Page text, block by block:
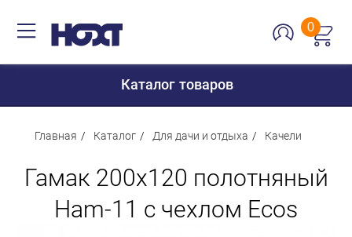
0
Каталог товаров
Для дома
Для кухни
Главная Каталог Для дачи и отдыха Качели
Гамак 200х120 полотняный
Ham-11 с чехлом Ecos